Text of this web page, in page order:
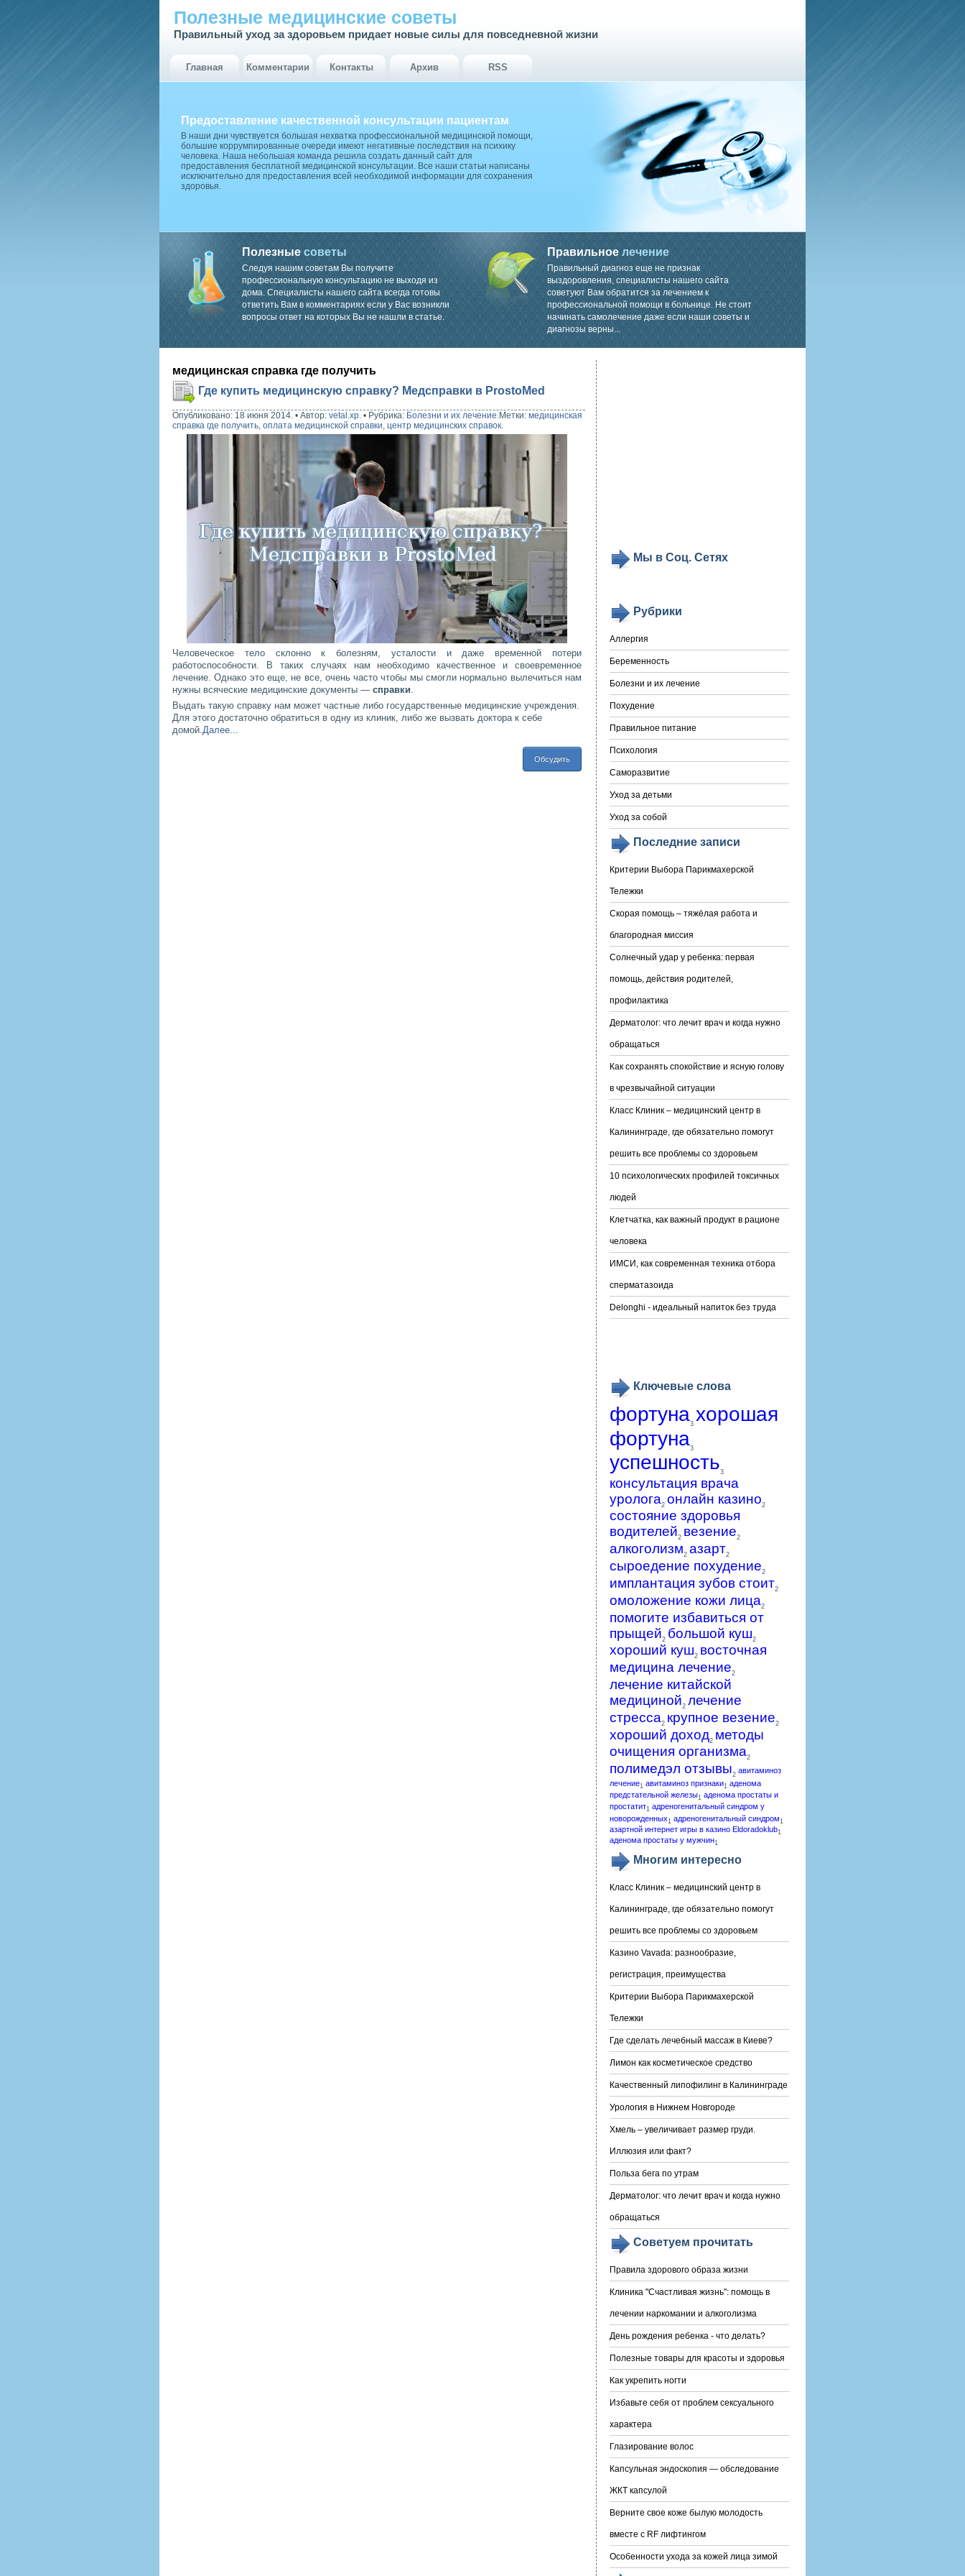
Полезные медицинские советы
Правильный уход за здоровьем придает новые силы для повседневной жизни
Главная Комментарии Контакты Архив RSS
Предоставление качественной консультации пациентам
В наши дни чувствуется большая нехватка профессиональной медицинской помощи,
большие коррумпированные очереди имеют негативные последствия на психику
человека. Наша небольшая команда решила создать данный сайт для
предоставления бесплатной медицинской консультации. Все наши статьи написаны
исключительно для предоставления всей необходимой информации для сохранения
здоровья.
Полезныесоветы
Следуя нашим советам Вы получите
профессиональную консультацию не выходя из
дома. Специалисты нашего сайта всегда готовы
ответить Вам в комментариях если у Вас возникли
вопросы ответ на которых Вы не нашли в статье.
Правильное лечение
Правильный диагноз еще не признак
выздоровления, специалисты нашего сайта
советуют Вам обратится за лечением к
профессиональной помощи в больнице. Не стоит
начинать самолечение даже если наши советы и
диагнозы верны...
медицинская справка где получить
Где купить медицинскую справку? Медсправки в ProstoMed
Опубликовано: 18 июня 2014. • Автор: vetal.xp. • Рубрика: Болезни и их лечение.Метки: медицинская
справка где получить, оплата медицинской справки, центр медицинских справок.
Человеческое тело склонно к болезням, усталости и даже временной потери
работоспособности. В таких случаях нам необходимо качественное и своевременное
лечение. Однако это еще, не все, очень часто чтобы мы смогли нормально вылечиться нам
нужны всяческие медицинские документы — справки.
Выдать такую справку нам может частные либо государственные медицинские учреждения.
Для этого достаточно обратиться в одну из клиник, либо же вызвать доктора к себе
домой.Далее...
Обсудить
Мы в Соц. Сетях
Рубрики
Аллергия
Беременность
Болезни и их лечение
Похудение
Правильное питание
Психология
Саморазвитие
Уход за детьми
Уход за собой
Последние записи
Критерии Выбора Парикмахерской
Тележки
Скорая помощь – тяжёлая работа и
благородная миссия
Солнечный удар у ребенка: первая
помощь, действия родителей,
профилактика
Дерматолог: что лечит врач и когда нужно
обращаться
Как сохранять спокойствие и ясную голову
в чрезвычайной ситуации
Класс Клиник – медицинский центр в
Калининграде, где обязательно помогут
решить все проблемы со здоровьем
10 психологических профилей токсичных
людей
Клетчатка, как важный продукт в рационе
человека
ИМСИ, как современная техника отбора
сперматазоида
Delonghi - идеальный напиток без труда
Ключевые слова
фортуна3 хорошая
фортуна3
успешность3
консультация врача
уролога2 онлайн казино2
состояние здоровья
водителей2 везение2
алкоголизм2 азарт2
сыроедение похудение2
имплантация зубов стоит2
омоложение кожи лица2
помогите избавиться от
прыщей2 большой куш2
хороший куш2 восточная
медицина лечение2
лечение китайской
медициной2 лечение
стресса2 крупное везение2
хороший доход2 методы
очищения организма2
полимедэл отзывы2 авитаминоз
лечение1 авитаминоз признаки1 аденома
предстательной железы1 аденома простаты и
простатит1 адреногенитальный синдром у
новорожденных 1 адреногенитальный синдром 1
азартной интернет игры в казино Eldoradoklub1
аденома простаты у мужчин1
Многим интересно
Класс Клиник – медицинский центр в
Калининграде, где обязательно помогут
решить все проблемы со здоровьем
Казино Vavada: разнообразие,
регистрация, преимущества
Критерии Выбора Парикмахерской
Тележки
Где сделать лечебный массаж в Киеве?
Лимон как косметическое средство
Качественный липофилинг в Калининграде
Урология в Нижнем Новгороде
Хмель – увеличивает размер груди.
Иллюзия или факт?
Польза бега по утрам
Дерматолог: что лечит врач и когда нужно
обращаться
Советуем прочитать
Правила здорового образа жизни
Клиника "Счастливая жизнь": помощь в
лечении наркомании и алкоголизма
День рождения ребенка - что делать?
Полезные товары для красоты и здоровья
Как укрепить ногти
Избавьте себя от проблем сексуального
характера
Глазирование волос
Капсульная эндоскопия — обследование
ЖКТ капсулой
Верните свое коже былую молодость
вместе с RF лифтингом
Особенности ухода за кожей лица зимой